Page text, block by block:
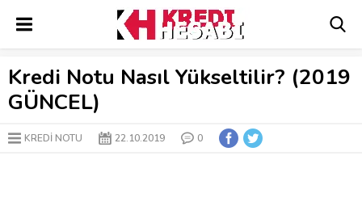
Kredi Notu Nasıl Yükseltilir? (2019
GÜNCEL)
KREDİ NOTU 22.10.2019 0